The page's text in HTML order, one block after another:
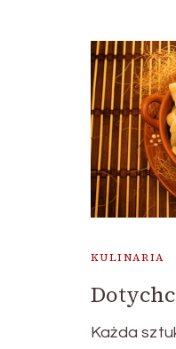
KULINARIA
Każda